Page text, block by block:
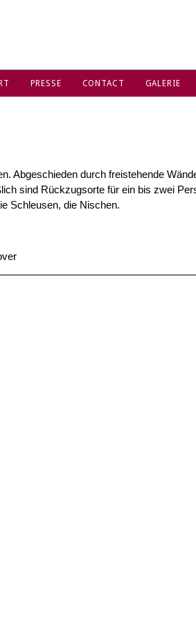
PRESSE CONTACT GALERIE
Abgeschieden durch freistehende
sind Rückzugsorte für ein bis zwei
Schleusen, die Nischen.